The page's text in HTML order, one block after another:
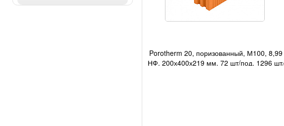
Porotherm 20, поризованный, М100, 8,99
НФ, 200х400х219 мм, 72 шт/под, 1296 шт/